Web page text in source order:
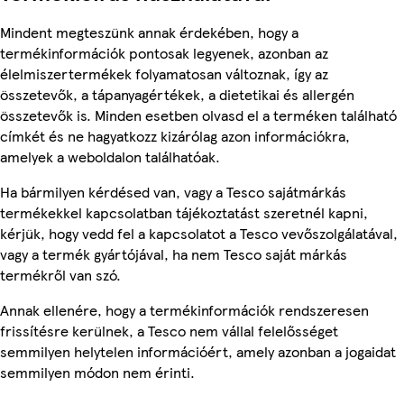
Mindent megteszünk annak érdekében, hogy a
termékinformációk pontosak legyenek, azonban az
élelmiszertermékek folyamatosan változnak, így az
összetevők, a tápanyagértékek, a dietetikai és allergén
összetevők is. Minden esetben olvasd el a terméken található
címkét és ne hagyatkozz kizárólag azon információkra,
amelyek a weboldalon találhatóak.
Ha bármilyen kérdésed van, vagy a Tesco sajátmárkás
termékekkel kapcsolatban tájékoztatást szeretnél kapni,
kérjük, hogy vedd fel a kapcsolatot a Tesco vevőszolgálatával,
vagy a termék gyártójával, ha nem Tesco saját márkás
termékről van szó.
Annak ellenére, hogy a termékinformációk rendszeresen
frissítésre kerülnek, a Tesco nem vállal felelősséget
semmilyen helytelen információért, amely azonban a jogaidat
semmilyen módon nem érinti.